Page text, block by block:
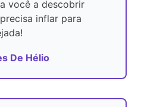
você a descobrir
inflar para
De Hélio